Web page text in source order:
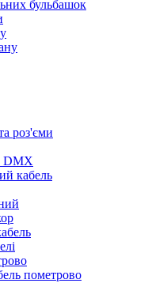
бульбашок
роз'єми
DMX
кабель
пометрово